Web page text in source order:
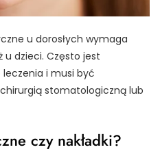
u dorosłych wymaga
u dzieci. Często jest
i musi być
stomatologiczną lub
czy nakładki?